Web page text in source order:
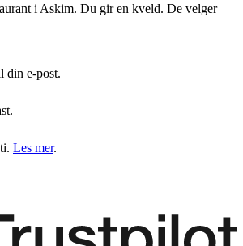
i Askim. Du gir en kveld. De velger
din e-post.
Les mer.